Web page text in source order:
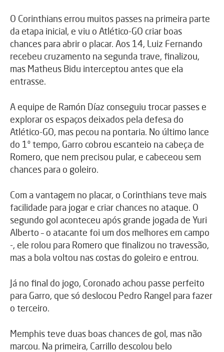
O Corinthians errou muitos passes na primeira parte
da etapa inicial, e viu o Atlético-GO criar boas
chances para abrir o placar. Aos 14, Luiz Fernando
recebeu cruzamento na segunda trave, finalizou,
mas Matheus Bidu interceptou antes que ela
entrasse.
A equipe de Ramón Díaz conseguiu trocar passes e
explorar os espaços deixados pela defesa do
Atlético-GO, mas pecou na pontaria. No último lance
do 1º tempo, Garro cobrou escanteio na cabeça de
Romero, que nem precisou pular, e cabeceou sem
chances para o goleiro.
Com a vantagem no placar, o Corinthians teve mais
facilidade para jogar e criar chances no ataque. O
segundo gol aconteceu após grande jogada de Yuri
Alberto – o atacante foi um dos melhores em campo
-, ele rolou para Romero que finalizou no travessão,
mas a bola voltou nas costas do goleiro e entrou.
Já no final do jogo, Coronado achou passe perfeito
para Garro, que só deslocou Pedro Rangel para fazer
o terceiro.
Memphis teve duas boas chances de gol, mas não
marcou. Na primeira, Carrillo descolou belo